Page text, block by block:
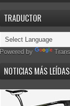
TRADUCTOR
Powered by
NOTICIAS MÁS LEÍDAS